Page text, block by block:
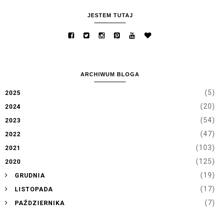
JESTEM TUTAJ
ARCHIWUM BLOGA
2025 (5)
2024 (20)
2023 (54)
2022 (47)
2021 (103)
2020
(125)
► GRUDNIA
(19)
► LISTOPADA
(17)
► PAŹDZIERNIKA
(7)